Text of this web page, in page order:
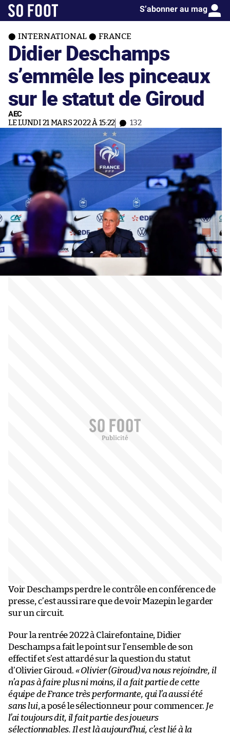
S’abonner au mag
INTERNATIONAL FRANCE
Didier Deschamps
s’emmêle les pinceaux
sur le statut de Giroud
AEC
LE LUNDI 21 MARS 2022 À 15:22 132
Voir Deschamps perdre le contrôle en conférence de
presse, c’est aussi rare que de voir Mazepin le garder
sur un circuit.
Pour la rentrée 2022 à Clairefontaine, Didier
Deschamps a fait le point sur l’ensemble de son
effectif et s’est attardé sur la question du statut
d’Olivier Giroud. « Olivier (Giroud) va nous rejoindre, il
n’a pas à faire plus ni moins, il a fait partie de cette
équipe de France très performante, qui l’a aussi été
sans lui, a posé le sélectionneur pour commencer. Je
l’ai toujours dit, il fait partie des joueurs
sélectionnables. Il est là aujourd’hui, c’est lié à la